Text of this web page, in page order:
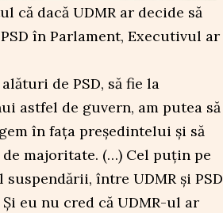
că dacă UDMR ar decide să
în Parlament, Executivul ar
de PSD, să fie la
astfel de guvern, am putea să
în faţa preşedintelui şi să
majoritate. (…) Cel puțin pe
între UDMR și PSD
eu nu cred că UDMR-ul ar